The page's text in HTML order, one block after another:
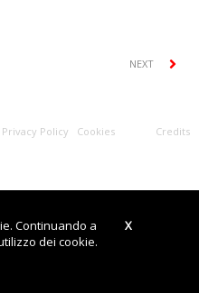
Continuando a
dei cookie.
X
NEXT
Privacy Policy Cookies Credits